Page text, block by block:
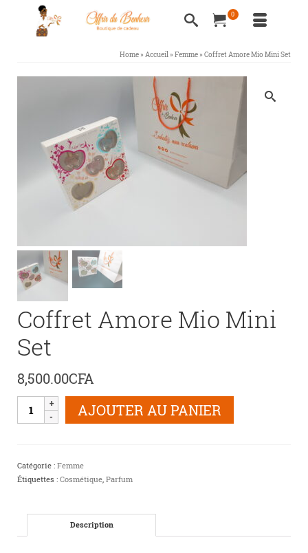
0
Home» Accueil» Femme» Coffret Amore Mio Mini Set
Coffret Amore Mio Mini
Set
8,500.00CFA
quantité
Mini
Set
AJOUTER AU PANIER
Catégorie : Femme
Étiquettes : Cosmétique Parfum
Description